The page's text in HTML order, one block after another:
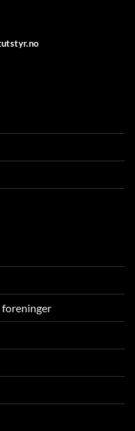
foreninger